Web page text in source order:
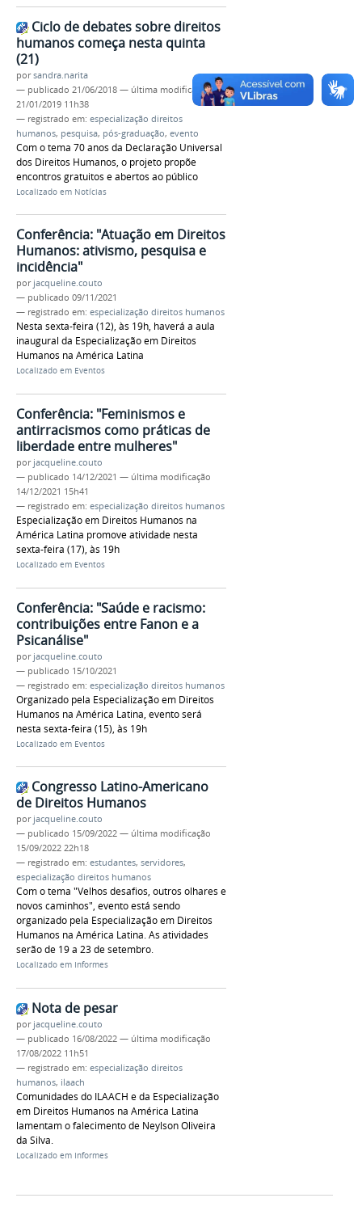
Ciclo de debates sobre direitos
humanos começa nesta quinta
(21)
porsandra.narita
— publicado 21/06/2018 — última modificação
21/01/2019 11h38
— registrado em: especialização direitos
humanos, pesquisa, pós-graduação, evento
Com o tema 70 anos da Declaração Universal
dos Direitos Humanos, o projeto propõe
encontros gratuitos e abertos ao público
Localizado em Notícias
Conferência: "Atuação em Direitos
Humanos: ativismo, pesquisa e
incidência"
por jacqueline.couto
— publicado 09/11/2021
— registrado em: especialização direitos humanos
Nesta sexta-feira (12), às 19h, haverá a aula
inaugural da Especialização em Direitos
Humanos na América Latina
Localizado em Eventos
Conferência: "Feminismos e
antirracismos como práticas de
liberdade entre mulheres"
por jacqueline.couto
— publicado 14/12/2021 — última modificação
14/12/2021 15h41
— registrado em: especialização direitos humanos
Especialização em Direitos Humanos na
América Latina promove atividade nesta
sexta-feira (17), às 19h
Localizado em Eventos
Conferência: "Saúde e racismo:
contribuições entre Fanon e a
Psicanálise"
por jacqueline.couto
— publicado 15/10/2021
— registrado em: especialização direitos humanos
Organizado pela Especialização em Direitos
Humanos na América Latina, evento será
nesta sexta-feira (15), às 19h
Localizado em Eventos
Congresso Latino-Americano
de Direitos Humanos
por jacqueline.couto
— publicado 15/09/2022 — última modificação
15/09/2022 22h18
— registrado em: estudantes, servidores,
especialização direitos humanos
Com o tema "Velhos desafios, outros olhares e
novos caminhos", evento está sendo
organizado pela Especialização em Direitos
Humanos na América Latina. As atividades
serão de 19 a 23 de setembro.
Localizado em Informes
Nota de pesar
por jacqueline.couto
— publicado 16/08/2022 — última modificação
17/08/2022 11h51
— registrado em: especialização direitos
humanos, ilaach
Comunidades do ILAACH e da Especialização
em Direitos Humanos na América Latina
lamentam o falecimento de Neylson Oliveira
da Silva.
Localizado em Informes